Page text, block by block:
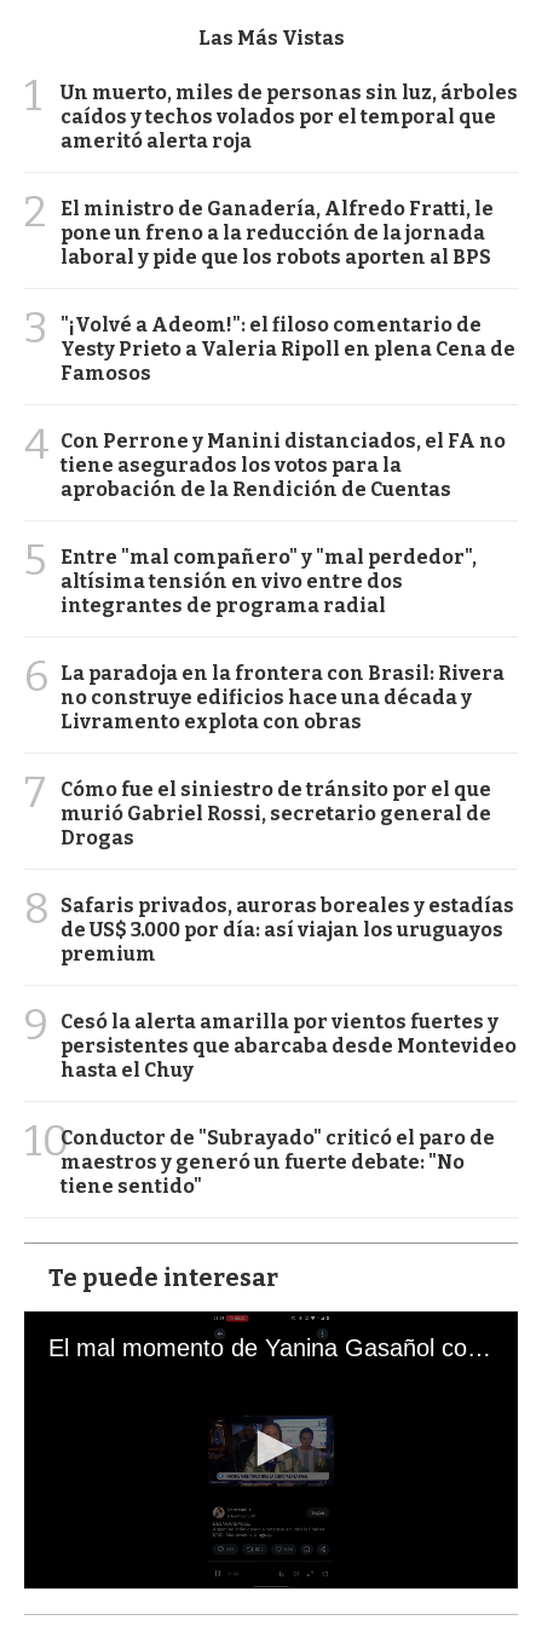
Las Más Vistas
1
Un muerto, miles de personas sin luz, árboles
caídos y techos volados por el temporal que
ameritó alerta roja
2
El ministro de Ganadería, Alfredo Fratti, le
pone un freno a la reducción de la jornada
laboral y pide que los robots aporten al BPS
3
"¡Volvé a Adeom!": el filoso comentario de
Yesty Prieto a Valeria Ripoll en plena Cena de
Famosos
4 Con Perrone y Manini distanciados, el FA no
tiene asegurados los votos para la
aprobación de la Rendición de Cuentas
5
Entre "mal compañero" y "mal perdedor",
altísima tensión en vivo entre dos
integrantes de programa radial
6
La paradoja en la frontera con Brasil: Rivera
no construye edificios hace una década y
Livramento explota con obras
7
Cómo fue el siniestro de tránsito por el que
murió Gabriel Rossi, secretario general de
Drogas
8
Safaris privados, auroras boreales y estadías
de US$ 3.000 por día: así viajan los uruguayos
premium
9
Cesó la alerta amarilla por vientos fuertes y
persistentes que abarcaba desde Montevideo
hasta el Chuy
10Conductor de "Subrayado" criticó el paro de
maestros y generó un fuerte debate: "No
tiene sentido"
Te puede interesar
El mal momento de Yanina Gasañol con un hincha argentino en "Subrayado"
s